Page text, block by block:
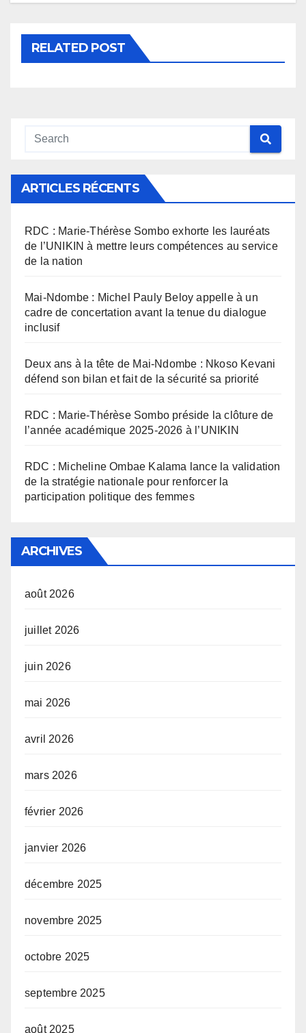
RELATED POST
ARTICLES RÉCENTS
RDC : Marie-Thérèse Sombo exhorte les lauréats
de l’UNIKIN à mettre leurs compétences au service
de la nation
Mai-Ndombe : Michel Pauly Beloy appelle à un
cadre de concertation avant la tenue du dialogue
inclusif
Deux ans à la tête de Mai-Ndombe : Nkoso Kevani
défend son bilan et fait de la sécurité sa priorité
RDC : Marie-Thérèse Sombo préside la clôture de
l’année académique 2025-2026 à l’UNIKIN
RDC : Micheline Ombae Kalama lance la validation
de la stratégie nationale pour renforcer la
participation politique des femmes
ARCHIVES
août 2026
juillet 2026
juin 2026
mai 2026
avril 2026
mars 2026
février 2026
janvier 2026
décembre 2025
novembre 2025
octobre 2025
septembre 2025
août 2025